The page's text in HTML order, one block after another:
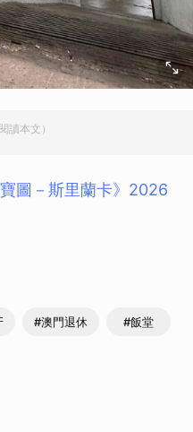
讀本文）
寶圖－斯里蘭卡》2026
#澳門退休 #飯堂